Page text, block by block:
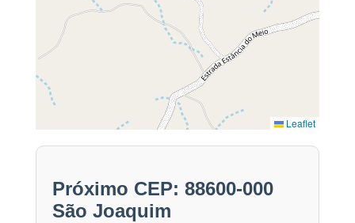
Leaflet
Próximo CEP: 88600-000
São Joaquim